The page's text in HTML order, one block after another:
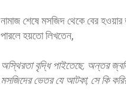
নামাজ শেষে মসজিদ থেকে বের
পারলে হয়তো লিখতেন,
অস্থিরতা বৃদ্ধি পাইতেছে, অন্তর
মসজিদের ভেতর যে আটকা, সে কি